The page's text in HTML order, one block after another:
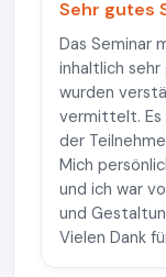
Sehr gutes
Das Seminar
inhaltlich
wurden
vermittelt. Es
der
Mich
und ich war
und
Vielen Dank